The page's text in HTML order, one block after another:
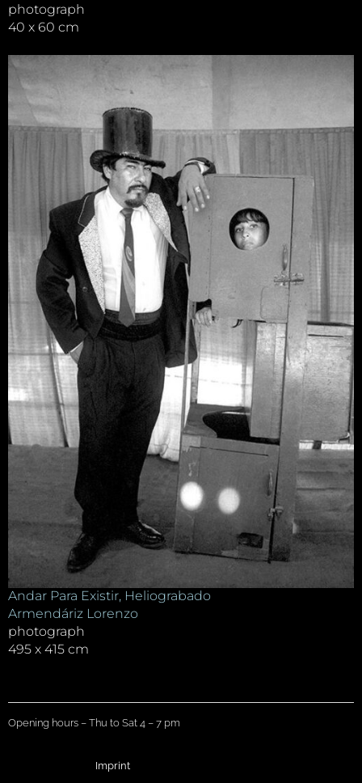
photograph
40 x 60 cm
Andar Para Existir, Heliograbado
Armendáriz Lorenzo
photograph
495 x 415 cm
Opening hours – Thu to Sat 4 – 7 pm
Imprint